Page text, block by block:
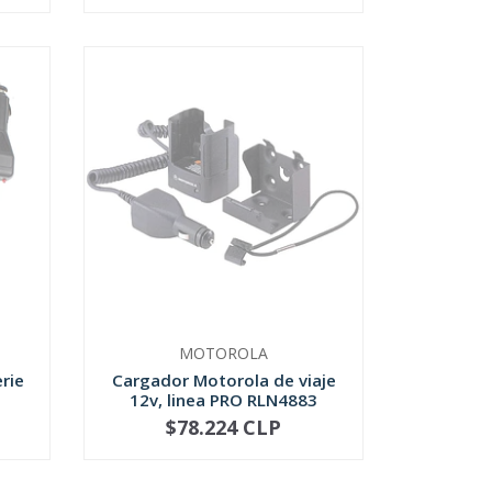
MOTOROLA
Cargador Motorola de viaje
12v, linea PRO RLN4883
NO DISPONIBLE
$78.224 CLP